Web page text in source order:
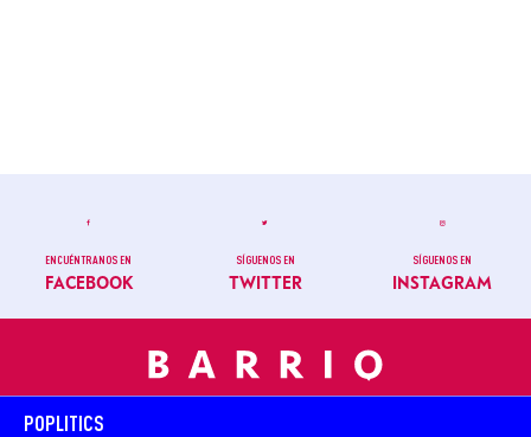
ENCUÉNTRANOS EN
FACEBOOK
SÍGUENOS EN
TWITTER
SÍGUENOS EN
INSTAGRAM
POPLITICS